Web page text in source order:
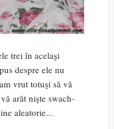
trei în acelaşi
despre ele nu
vrut totuşi să vă
arăt nişte swach-
aleatorie...